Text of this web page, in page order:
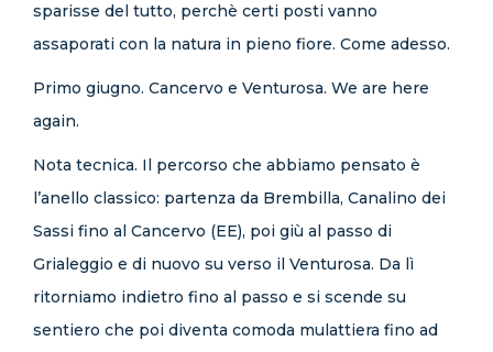
sparisse del tutto, perchè certi posti vanno
assaporati con la natura in pieno fiore. Come adesso.
Primo giugno. Cancervo e Venturosa. We are here
again.
Nota tecnica. Il percorso che abbiamo pensato è
l’anello classico: partenza da Brembilla, Canalino dei
Sassi fino al Cancervo (EE), poi giù al passo di
Grialeggio e di nuovo su verso il Venturosa. Da lì
ritorniamo indietro fino al passo e si scende su
sentiero che poi diventa comoda mulattiera fino ad